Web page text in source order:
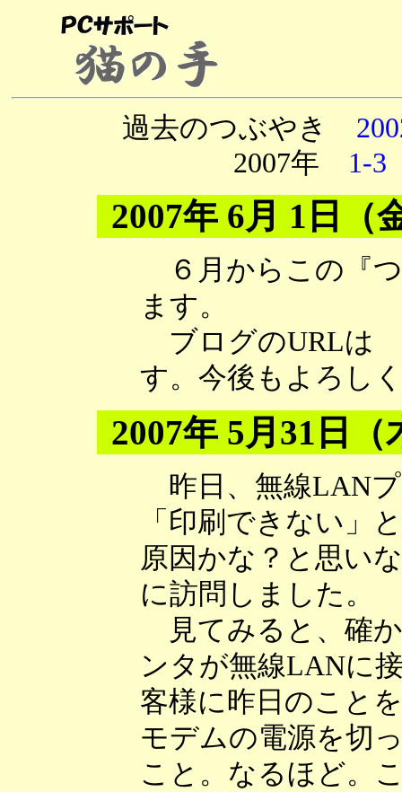
過去のつぶやき
2007年 1-3
2007年 6月 1日（
６月からこの『
ます。
ブログのURLは
す。今後もよろし
2007年 5月31日（
昨日、無線LAN
「印刷できない」
原因かな？と思い
に訪問しました。
見てみると、確
ンタが無線LANに
客様に昨日のこと
モデムの電源を切
こと。なるほど。